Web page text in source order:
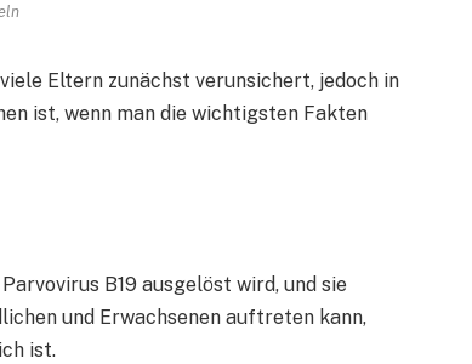
Eltern zunächst verunsichert, jedoch in
ist, wenn man die wichtigsten Fakten
B19 ausgelöst wird, und sie
und Erwachsenen auftreten kann,
ist.